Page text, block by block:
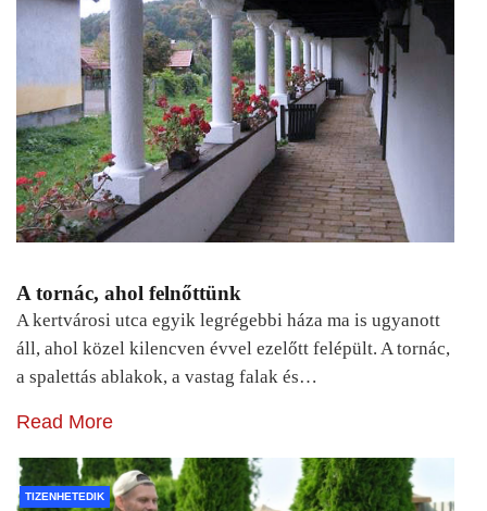
A tornác, ahol felnőttünk
A kertvárosi utca egyik legrégebbi háza ma is ugyanott
áll, ahol közel kilencven évvel ezelőtt felépült. A tornác,
a spalettás ablakok, a vastag falak és…
Read More
TIZENHETEDIK